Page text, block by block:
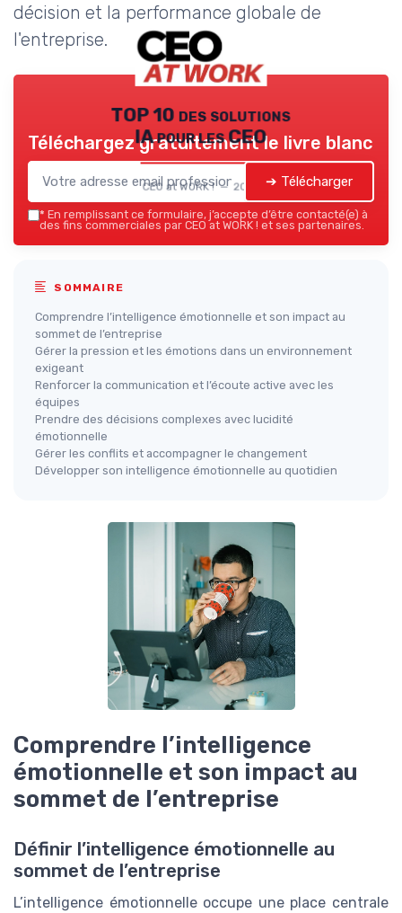
décision et la performance globale de
l'entreprise.
TOP 10 des solutions
IA pour les CEO
CEO at WORK ! — 2026
Téléchargez gratuitement le livre blanc
➔ Télécharger
* En remplissant ce formulaire, j’accepte d’être contacté(e) à
des fins commerciales par CEO at WORK ! et ses partenaires.
SOMMAIRE
Comprendre l’intelligence émotionnelle et son impact au
sommet de l’entreprise
Gérer la pression et les émotions dans un environnement
exigeant
Renforcer la communication et l’écoute active avec les
équipes
Prendre des décisions complexes avec lucidité
émotionnelle
Gérer les conflits et accompagner le changement
Développer son intelligence émotionnelle au quotidien
Comprendre l’intelligence
émotionnelle et son impact au
sommet de l’entreprise
Définir l’intelligence émotionnelle au
sommet de l’entreprise
L’intelligence émotionnelle occupe une place centrale